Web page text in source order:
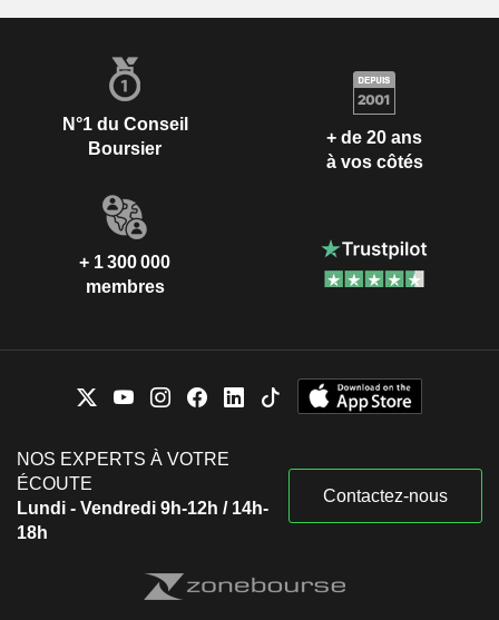
N°1 du Conseil
Boursier
+ de 20 ans
à vos côtés
+ 1 300 000
membres
NOS EXPERTS À VOTRE
ÉCOUTE
Lundi - Vendredi 9h-12h / 14h-
18h
Contactez-nous